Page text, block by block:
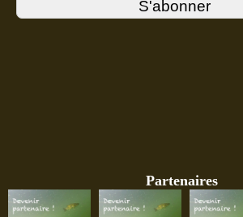
Partenaires